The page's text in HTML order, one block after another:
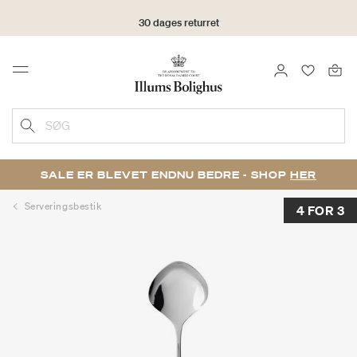
30 dages returret
Menu LOG IND
SØG
SALE ER BLEVET ENDNU BEDRE - SHOP HER
Serveringsbestik 4 FOR 3